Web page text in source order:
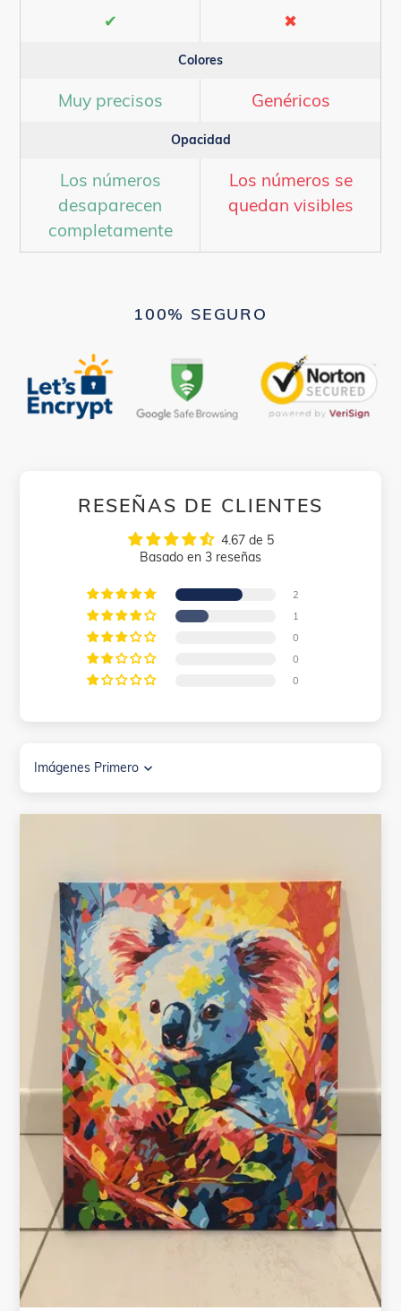
✔ ✖
Colores
Muy precisos Genéricos
Opacidad
Los números
desaparecen
completamente
Los números se
quedan visibles
100% SEGURO
RESEÑAS DE CLIENTES
4.67 de 5
Basado en 3 reseñas
2
1
0
0
0
Sort by